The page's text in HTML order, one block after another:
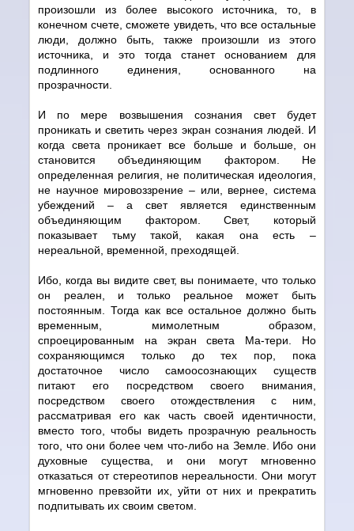
произошли из более высокого источника, то, в
конечном счете, сможете увидеть, что все остальные
люди, должно быть, также произошли из этого
источника, и это тогда станет основанием для
подлинного единения, основанного на
прозрачности.
И по мере возвышения сознания свет будет
проникать и светить через экран сознания людей. И
когда света проникает все больше и больше, он
становится объединяющим фактором. Не
определенная религия, не политическая идеология,
не научное мировоззрение – или, вернее, система
убеждений – а свет является единственным
объединяющим фактором. Свет, который
показывает тьму такой, какая она есть –
нереальной, временной, преходящей.
Ибо, когда вы видите свет, вы понимаете, что только
он реален, и только реальное может быть
постоянным. Тогда как все остальное должно быть
временным, мимолетным образом,
спроецированным на экран света Ма-тери. Но
сохраняющимся только до тех пор, пока
достаточное число самоосознающих существ
питают его посредством своего внимания,
посредством своего отождествления с ним,
рассматривая его как часть своей идентичности,
вместо того, чтобы видеть прозрачную реальность
того, что они более чем что-либо на Земле. Ибо они
духовные существа, и они могут мгновенно
отказаться от стереотипов нереальности. Они могут
мгновенно превзойти их, уйти от них и прекратить
подпитывать их своим светом.